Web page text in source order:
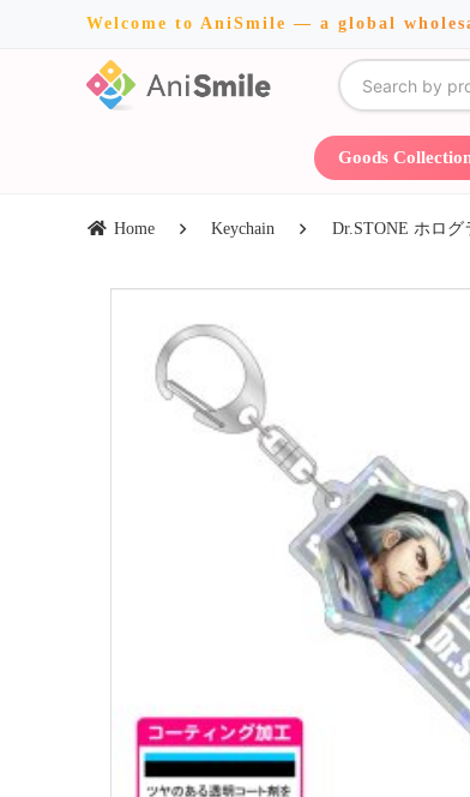
Welcome to AniSmile — a global
Goods
Home Keychain Dr.STONE ホロ